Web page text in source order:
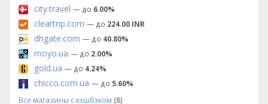
city.travel — до 6.00%
cleartrip.com — до 224.00 INR
dhgate.com — до 40.80%
moyo.ua — до 2.00%
gold.ua — до 4.24%
chicco.com.ua — до 5.60%
Все магазины с кэшбэком (8)